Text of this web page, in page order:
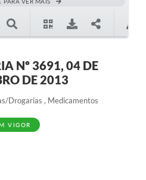
Nº 3691, 04 DE
DE 2013
Drogarias , Medicamentos
VIGOR